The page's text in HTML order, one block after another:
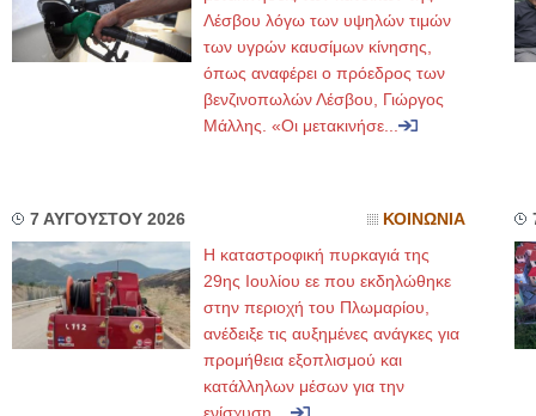
Λέσβου λόγω των υψηλών τιμών
των υγρών καυσίμων κίνησης,
όπως αναφέρει ο πρόεδρος των
βενζινοπωλών Λέσβου, Γιώργος
Μάλλης. «Οι μετακινήσε...
7 ΑΥΓΟΥΣΤΟΥ 2026 ΚΟΙΝΩΝΙΑ
Η καταστροφική πυρκαγιά της
29ης Ιουλίου εε που εκδηλώθηκε
στην περιοχή του Πλωμαρίου,
ανέδειξε τις αυξημένες ανάγκες για
προμήθεια εξοπλισμού και
κατάλληλων μέσων για την